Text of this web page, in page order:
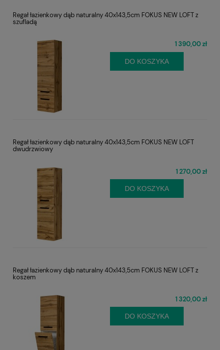
Regał łazienkowy dąb naturalny 40x143,5cm FOKUS NEW LOFT z
szufladą
1 390,00 zł
DO KOSZYKA
Regał łazienkowy dąb naturalny 40x143,5cm FOKUS NEW LOFT
dwudrzwiowy
1 270,00 zł
DO KOSZYKA
Regał łazienkowy dąb naturalny 40x143,5cm FOKUS NEW LOFT z
koszem
1 320,00 zł
DO KOSZYKA